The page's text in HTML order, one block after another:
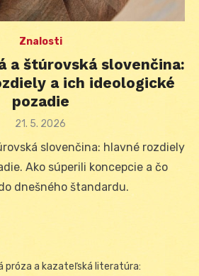
Znalosti
a štúrovská slovenčina:
a ich ideologické
pozadie
Posted
21. 5. 2026
slovenčina: hlavné rozdiely
Ako súperili koncepcie a čo
dnešného štandardu.
próza a kazateľská literatúra: